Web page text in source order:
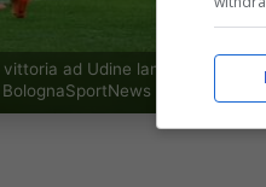
ad Udine lancia i